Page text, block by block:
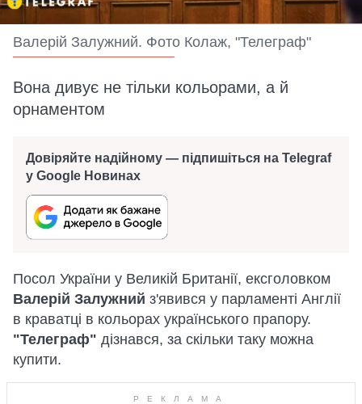
Валерій Залужний. Фото Колаж, "Телеграф"
Вона дивує не тільки кольорами, а й
орнаментом
Довіряйте надійному — підпишіться на Telegraf
у Google Новинах
Посол України у Великій Британії, ексголовком
Валерій Залужний з'явився у парламенті Англії
в краватці в кольорах українського прапору.
"Телеграф" дізнався, за скільки таку можна
купити.